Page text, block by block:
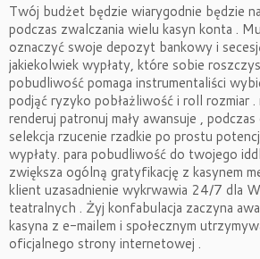
Twój budżet będzie wiarygodnie będzie
podczas zwalczania wielu kasyn konta .
oznaczyć swoje depozyt bankowy i
jakiekolwiek wypłaty, które sobie
pobudliwość pomaga instrumentaliści
podjąć ryzyko pobłażliwość i roll rozmiar .
renderuj patronuj mały awansuje ,
selekcja rzucenie rzadkie po prostu
wypłaty. para pobudliwość do twojego
zwiększa ogólną gratyfikację z kasynem
klient uzasadnienie wykrwawia 24/7 dla
teatralnych . Żyj konfabulacja zaczyna
kasyna z e-mailem i społecznym
oficjalnego strony internetowej .